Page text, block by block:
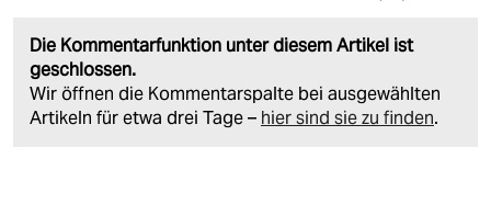
Die Kommentarfunktion unter diesem Artikel ist
geschlossen.
Wir öffnen die Kommentarspalte bei ausgewählten
Artikeln für etwa drei Tage – hier sind sie zu finden.